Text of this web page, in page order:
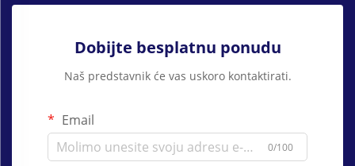
Dobijte besplatnu ponudu
Naš predstavnik će vas uskoro kontaktirati.
Email
0/100